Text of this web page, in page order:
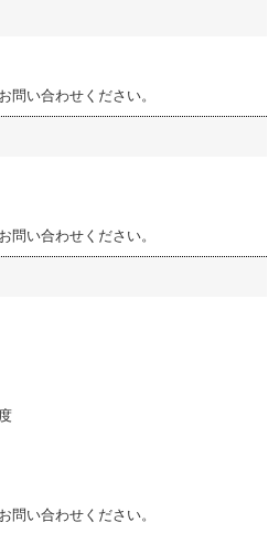
い合わせください。
い合わせください。
い合わせください。